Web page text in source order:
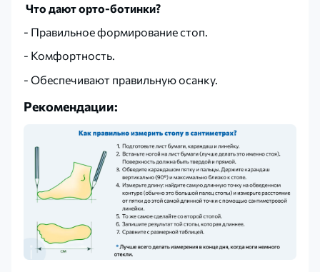
Что дают орто-ботинки?
- Правильное формирование стоп.
- Комфортность.
- Обеспечивают правильную осанку.
Рекомендации: